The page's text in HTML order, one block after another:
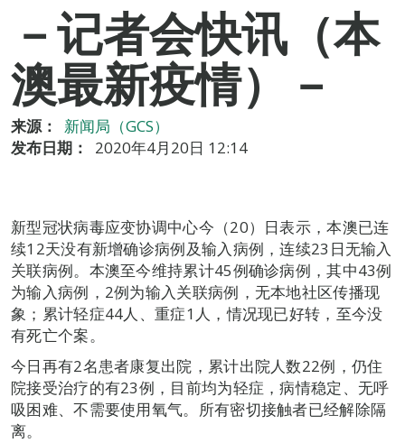
－记者会快讯（本
澳最新疫情）－
来源：
新闻局（GCS）
发布日期：
2020年4月20日 12:14
新型冠状病毒应变协调中心今（20）日表示，本澳已连
续12天没有新增确诊病例及输入病例，连续23日无输入
关联病例。本澳至今维持累计45例确诊病例，其中43例
为输入病例，2例为输入关联病例，无本地社区传播现
象；累计轻症44人、重症1人，情况现已好转，至今没
有死亡个案。
今日再有2名患者康复出院，累计出院人数22例，仍住
院接受治疗的有23例，目前均为轻症，病情稳定、无呼
吸困难、不需要使用氧气。所有密切接触者已经解除隔
离。